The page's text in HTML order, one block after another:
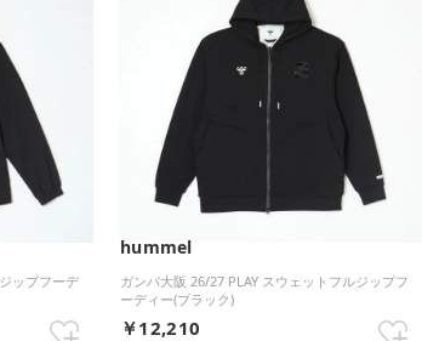
ップフーデ
hummel
ガンバ大阪 26/27 PLAY スウェットフルジップフ
ーディー(ブラック)
￥12,210